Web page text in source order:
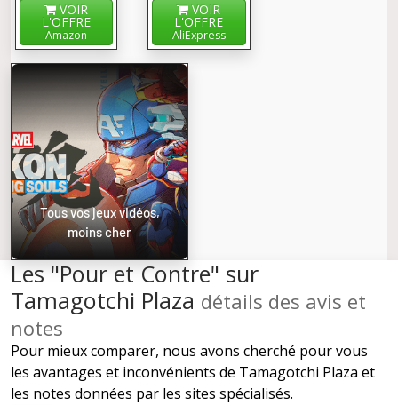
VOIR
L'OFFRE
Amazon
VOIR
L'OFFRE
AliExpress
Tous vos jeux vidéos,
moins cher
Les "Pour et Contre" sur
Tamagotchi Plaza détails des avis et
notes
Pour mieux comparer, nous avons cherché pour vous
les avantages et inconvénients de Tamagotchi Plaza et
les notes données par les sites spécialisés.